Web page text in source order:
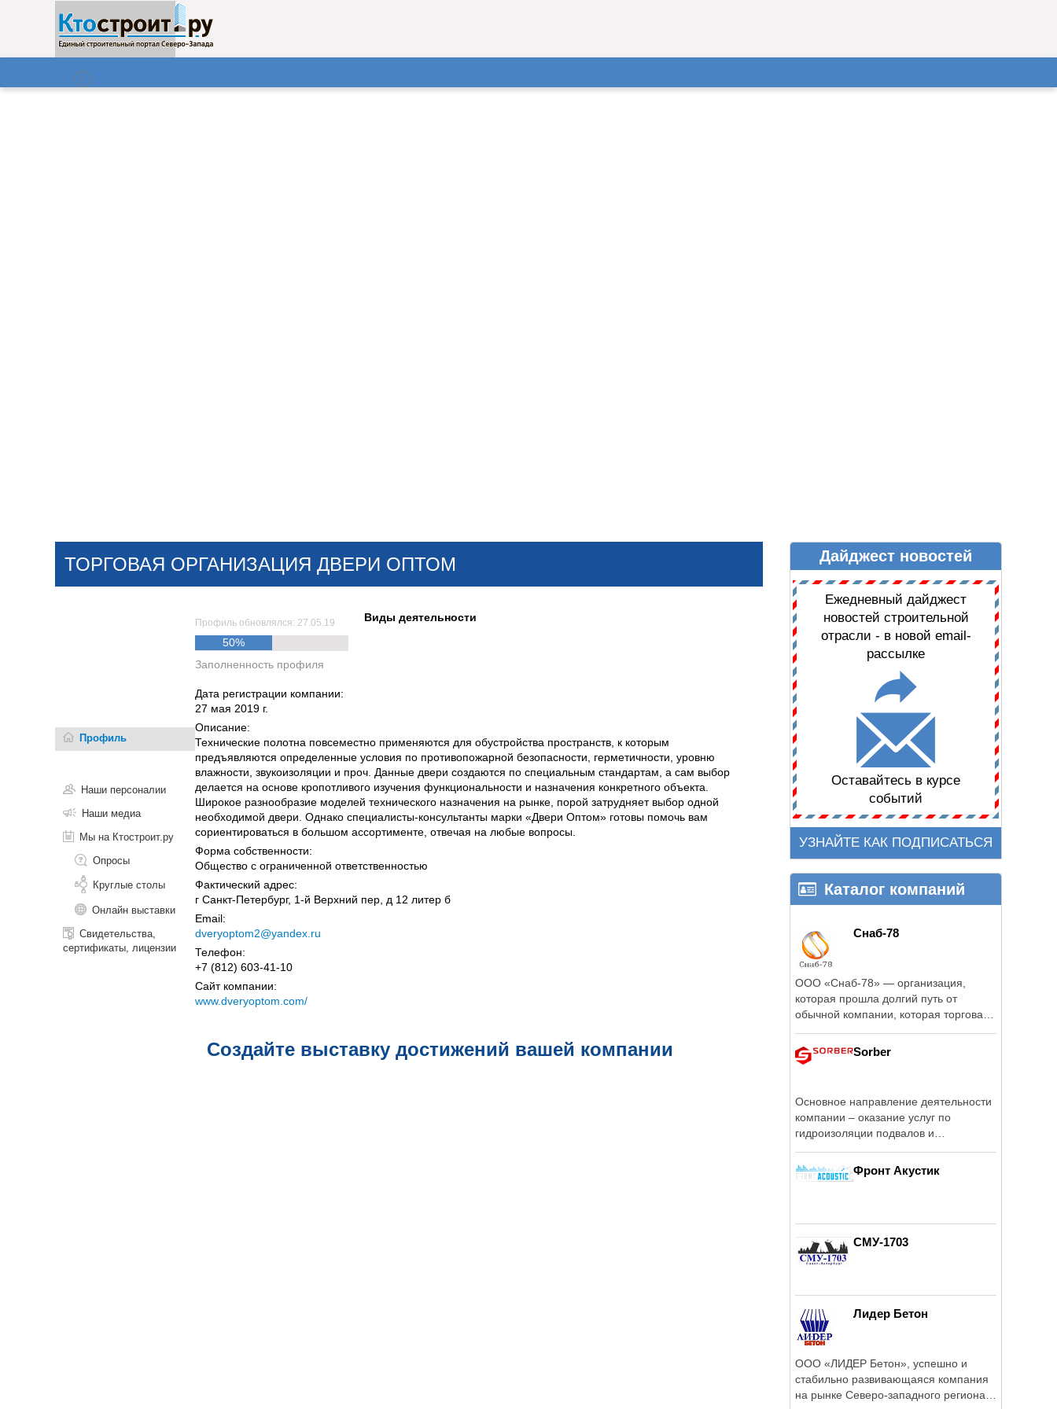
Поиск
НОВОСТИ СТАТЬИ КОМПАНИИ ОНЛАЙН–ВЫСТАВКИ ДАЙДЖЕСТ НОВОСТЕЙ
ТОРГОВАЯ ОРГАНИЗАЦИЯ ДВЕРИ ОПТОМ
Профиль
Наши персоналии
Наши медиа
Мы на Ктостроит.ру
Опросы
Круглые столы
Онлайн выставки
Свидетельства,
сертификаты, лицензии
Профиль обновлялся: 27.05.19
50%
Заполненность профиля
Виды деятельности
Дата регистрации компании:
27 мая 2019 г.
Описание:
Технические полотна повсеместно применяются для обустройства пространств, к которым
предъявляются определенные условия по противопожарной безопасности, герметичности, уровню
влажности, звукоизоляции и проч. Данные двери создаются по специальным стандартам, а сам выбор
делается на основе кропотливого изучения функциональности и назначения конкретного объекта.
Широкое разнообразие моделей технического назначения на рынке, порой затрудняет выбор одной
необходимой двери. Однако специалисты-консультанты марки «Двери Оптом» готовы помочь вам
сориентироваться в большом ассортименте, отвечая на любые вопросы.
Форма собственности:
Общество с ограниченной ответственностью
Фактический адрес:
г Санкт-Петербург, 1-й Верхний пер, д 12 литер б
Email:
dveryoptom2@yandex.ru
Телефон:
+7 (812) 603-41-10
Сайт компании:
www.dveryoptom.com/
Создайте выставку достижений вашей компании
Дайджест новостей
Ежедневный дайджест
новостей строительной
отрасли - в новой email-
рассылке
Оставайтесь в курсе
событий
УЗНАЙТЕ КАК ПОДПИСАТЬСЯ
Каталог компаний
Снаб-78
ООО «Снаб-78» — организация,
которая прошла долгий путь от
обычной компании, которая торговала
Sorber
Основное направление деятельности
компании – оказание услуг по
гидроизоляции подвалов и
Фронт Акустик
СМУ-1703
Лидер Бетон
ООО «ЛИДЕР Бетон», успешно и
стабильно развивающаяся компания
на рынке Северо-западного региона с